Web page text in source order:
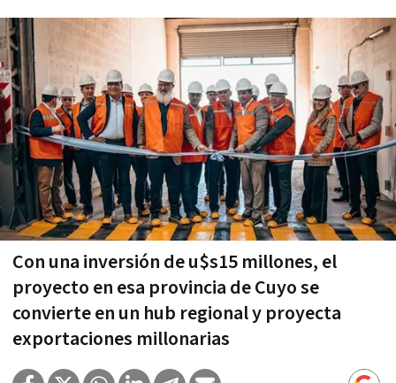
Con una inversión de u$s15 millones, el
proyecto en esa provincia de Cuyo se
convierte en un hub regional y proyecta
exportaciones millonarias